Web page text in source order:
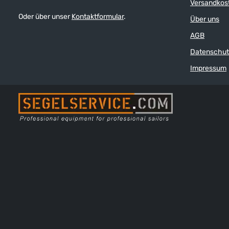
Oder über unserKontaktformular.
Über uns
AGB
Impressum